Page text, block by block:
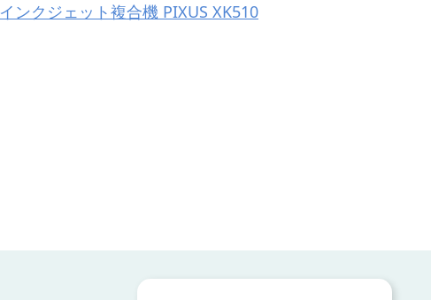
インクジェット複合機 PIXUS XK510